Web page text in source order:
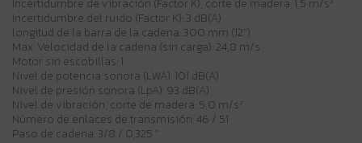
Incertidumbre de vibración (Factor K), corte de madera: 1,5 m/s²
Incertidumbre del ruido (Factor K): 3 dB(A)
longitud de la barra de la cadena: 300 mm (12")
Max. Velocidad de la cadena (sin carga): 24,8 m/s
Motor sin escobillas: 1
Nivel de potencia sonora (LWA): 101 dB(A)
Nivel de presión sonora (LpA): 93 dB(A)
Nivel de vibración, corte de madera: 5,0 m/s²
Número de enlaces de transmisión: 46 / 51
Paso de cadena: 3/8 / 0,325 "